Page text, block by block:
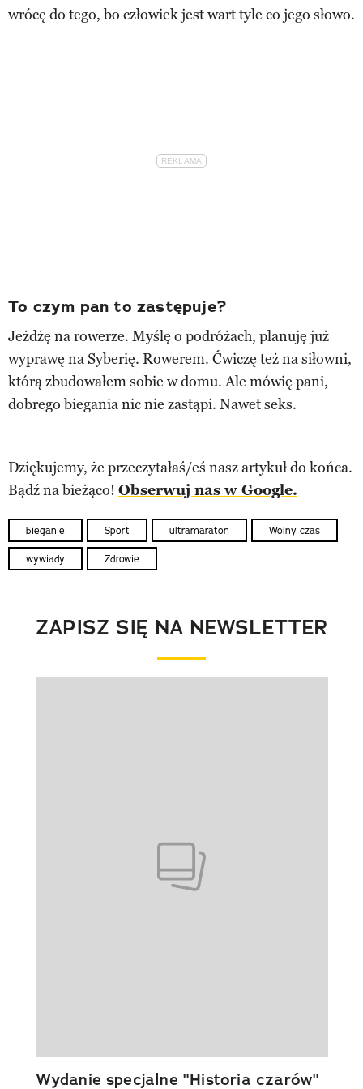
wrócę do tego, bo człowiek jest wart tyle co jego słowo.
To czym pan to zastępuje?
Jeżdżę na rowerze. Myślę o podróżach, planuję już
wyprawę na Syberię. Rowerem. Ćwiczę też na siłowni,
którą zbudowałem sobie w domu. Ale mówię pani,
dobrego biegania nic nie zastąpi. Nawet seks.
Dziękujemy, że przeczytałaś/eś nasz artykuł do końca.
Bądź na bieżąco! Obserwuj nas w Google.
bieganie Sport ultramaraton Wolny czas
wywiady Zdrowie
ZAPISZ SIĘ NA NEWSLETTER
Wydanie specjalne "Historia czarów"